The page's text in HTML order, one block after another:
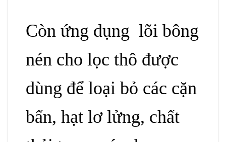
Còn ứng dụng lõi bông
nén cho lọc thô được
dùng để loại bỏ các cặn
bẩn, hạt lơ lửng, chất